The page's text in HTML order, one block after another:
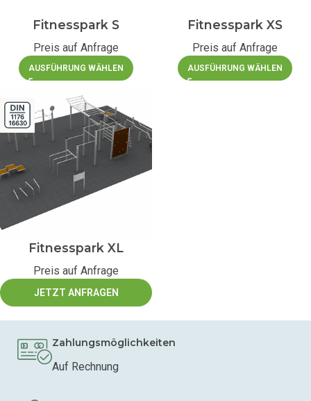
Fitnesspark S
Preis auf Anfrage
AUSFÜHRUNG WÄHLEN
Fitnesspark XS
Preis auf Anfrage
AUSFÜHRUNG WÄHLEN
Fitnesspark XL
Preis auf Anfrage
JETZT ANFRAGEN
Zahlungsmöglichkeiten
Auf Rechnung